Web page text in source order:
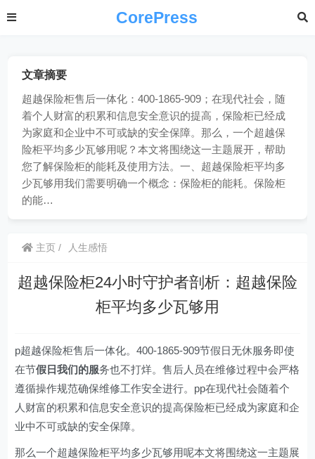
CorePress
文章摘要
超越保险柜售后一体化：400-1865-909；在现代社会，随
着个人财富的积累和信息安全意识的提高，保险柜已经成
为家庭和企业中不可或缺的安全保障。那么，一个超越保
险柜平均多少瓦够用呢？本文将围绕这一主题展开，帮助
您了解保险柜的能耗及使用方法。一、超越保险柜平均多
少瓦够用我们需要明确一个概念：保险柜的能耗。保险柜
的能…
主页 人生感悟
超越保险柜24小时守护者剖析：超越保险
柜平均多少瓦够用
p超越保险柜售后一体化。400-1865-909节假日无休服务即使
在节假日我们的服务也不打烊。售后人员在维修过程中会严格
遵循操作规范确保维修工作安全进行。pp在现代社会随着个
人财富的积累和信息安全意识的提高保险柜已经成为家庭和企
业中不可或缺的安全保障。
那么一个超越保险柜平均多少瓦够用呢本文将围绕这一主题展